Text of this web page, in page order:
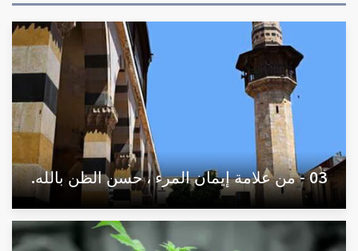
03 - من علامة إيمان المرء ، حسن الظن بالله.